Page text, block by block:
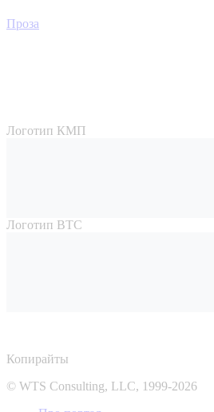
Проза
Логотип КМП
Логотип ВТС
Копирайты
© WTS Consulting, LLC, 1999-2026